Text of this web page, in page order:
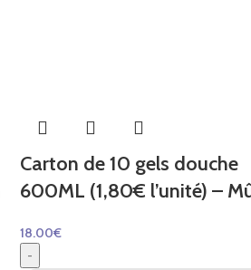
Carton de 10 gels douche
600ML (1,80€ l’unité) –
18.00€
-